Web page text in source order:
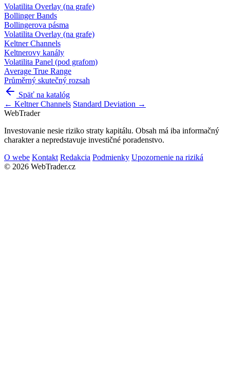
Volatilita Overlay (na grafe)
Bollinger Bands
Bollingerova pásma
Volatilita Overlay (na grafe)
Keltner Channels
Keltnerovy kanály
Volatilita Panel (pod grafom)
Average True Range
Průměrný skutečný rozsah
Späť na katalóg
← Keltner Channels Standard Deviation →
WebTrader
Investovanie nesie riziko straty kapitálu. Obsah má iba informačný
charakter a nepredstavuje investičné poradenstvo.
O webe Kontakt Redakcia Podmienky Upozornenie na riziká
© 2026 WebTrader.cz